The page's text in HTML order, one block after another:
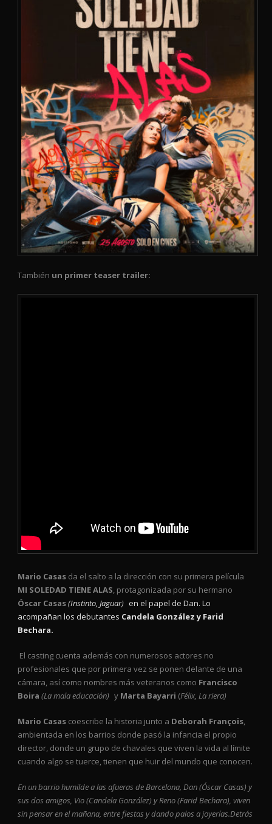
También un primer teaser trailer:
Mario Casas da el salto a la dirección con su primera película
MI SOLEDAD TIENE ALAS, protagonizada por su hermano
Óscar Casas(Instinto, Jaguar) en el papel de Dan. Lo
acompañan los debutantes Candela González y Farid
Bechara.
El casting cuenta además con numerosos actores no
profesionales que por primera vez se ponen delante de una
cámara, así como nombres más veteranos como Francisco
Boira (La mala educación) y Marta Bayarri (Félix, La riera)
Mario Casas coescribe la historia junto a Deborah François,
ambientada en los barrios donde pasó la infancia el propio
director, donde un grupo de chavales que viven la vida al límite
cuando algo se tuerce, tienen que huir del mundo que conocen.
En un barrio humilde a las afueras de Barcelona, Dan (Óscar Casas) y
sus dos amigos, Vio (Candela González) y Reno (Farid Bechara), viven
sin pensar en el mañana, entre fiestas y dando palos a joyerías.Detrás